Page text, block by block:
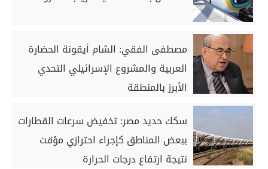
مصطفى الفقي: الشام أيقونة الحضارة
العربية والمشروع الإسرائيلي التحدي
الأبرز بالمنطقة
سكك حديد مصر: تخفيض سرعات القطارات
ببعض المناطق كإجراء احترازي مؤقت
نتيجة ارتفاع درجات الحرارة